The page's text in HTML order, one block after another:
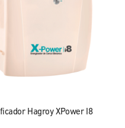
Hagroy XPower I8